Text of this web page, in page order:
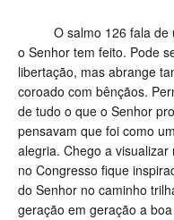
O salmo 126 fala de
o Senhor tem feito. Pode
libertação, mas abrange
coroado com bênçãos.
de tudo o que o Senhor
pensavam que foi como
alegria. Chego a
no Congresso fique
do Senhor no caminho
geração em geração a